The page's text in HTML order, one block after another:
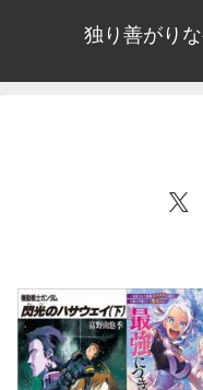
独り善がり